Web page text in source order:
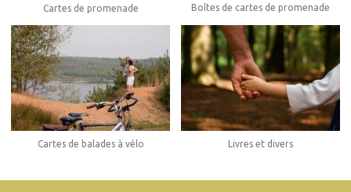
Cartes de promenade Boîtes de cartes de promenade
Cartes de balades à vélo Livres et divers